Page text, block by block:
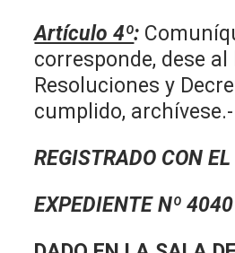
Artículo 4º:
corresponde, dese al
Resoluciones y
cumplido, archívese.-
REGISTRADO CON
EXPEDIENTE Nº